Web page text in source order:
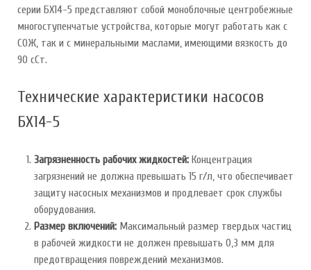
серии БХ14-5 представляют собой моноблочные центробежные
многоступенчатые устройства, которые могут работать как с
СОЖ, так и с минеральными маслами, имеющими вязкость до
90 сСт.
Технические характеристики насосов
БХ14-5
Загрязненность рабочих жидкостей: Концентрация
загрязнений не должна превышать 15 г/л, что обеспечивает
защиту насосных механизмов и продлевает срок службы
оборудования.
Размер включений: Максимальный размер твердых частиц
в рабочей жидкости не должен превышать 0,3 мм для
предотвращения повреждений механизмов.